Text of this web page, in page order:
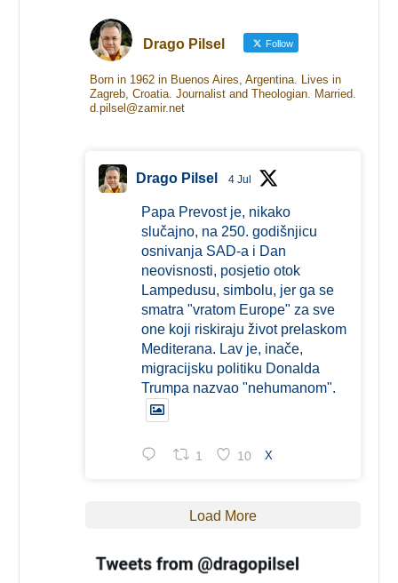
Drago Pilsel Follow
Born in 1962 in Buenos Aires, Argentina. Lives in
Zagreb, Croatia. Journalist and Theologian. Married.
d.pilsel@zamir.net
Drago Pilsel 4 Jul
Papa Prevost je, nikako
slučajno, na 250. godišnjicu
osnivanja SAD-a i Dan
neovisnosti, posjetio otok
Lampedusu, simbolu, jer ga se
smatra "vratom Europe" za sve
one koji riskiraju život prelaskom
Mediterana. Lav je, inače,
migracijsku politiku Donalda
Trumpa nazvao "nehumanom".
1 10 X
Load More